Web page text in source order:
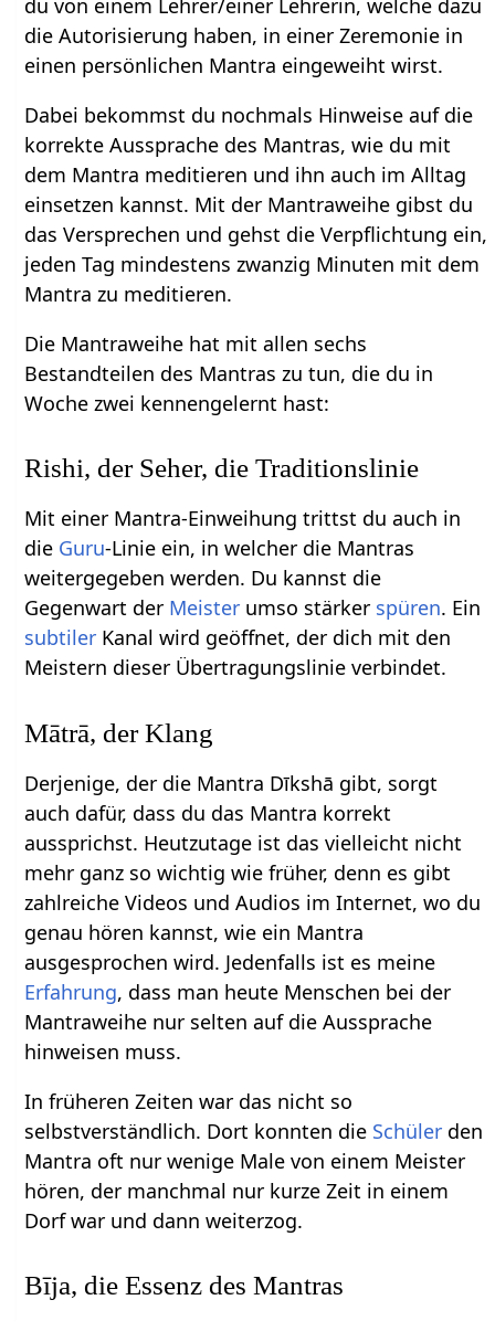
du von einem Lehrer/einer Lehrerin, welche dazu
die Autorisierung haben, in einer Zeremonie in
einen persönlichen Mantra eingeweiht wirst.
Dabei bekommst du nochmals Hinweise auf die
korrekte Aussprache des Mantras, wie du mit
dem Mantra meditieren und ihn auch im Alltag
einsetzen kannst. Mit der Mantraweihe gibst du
das Versprechen und gehst die Verpflichtung ein,
jeden Tag mindestens zwanzig Minuten mit dem
Mantra zu meditieren.
Die Mantraweihe hat mit allen sechs
Bestandteilen des Mantras zu tun, die du in
Woche zwei kennengelernt hast:
Rishi, der Seher, die Traditionslinie
Mit einer Mantra-Einweihung trittst du auch in
die Guru-Linie ein, in welcher die Mantras
weitergegeben werden. Du kannst die
Gegenwart der Meister umso stärker spüren. Ein
subtiler Kanal wird geöffnet, der dich mit den
Meistern dieser Übertragungslinie verbindet.
Mātrā, der Klang
Derjenige, der die Mantra Dīkshā gibt, sorgt
auch dafür, dass du das Mantra korrekt
aussprichst. Heutzutage ist das vielleicht nicht
mehr ganz so wichtig wie früher, denn es gibt
zahlreiche Videos und Audios im Internet, wo du
genau hören kannst, wie ein Mantra
ausgesprochen wird. Jedenfalls ist es meine
Erfahrung, dass man heute Menschen bei der
Mantraweihe nur selten auf die Aussprache
hinweisen muss.
In früheren Zeiten war das nicht so
selbstverständlich. Dort konnten die Schüler den
Mantra oft nur wenige Male von einem Meister
hören, der manchmal nur kurze Zeit in einem
Dorf war und dann weiterzog.
Bīja, die Essenz des Mantras